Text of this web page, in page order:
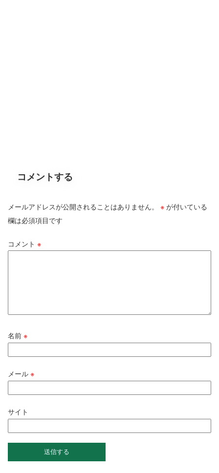
コメントする
メールアドレスが公開されることはありません。 ※が付いている
欄は必須項目です
コメント ※
名前※
メール※
サイト